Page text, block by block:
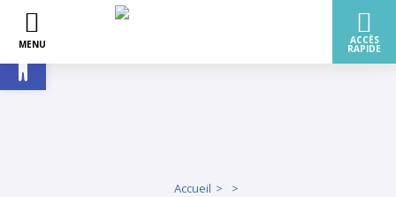
Ouvrir la barre d’outils
Accueil